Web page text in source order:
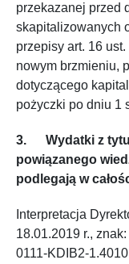
przekazanej przed
skapitalizowanych
przepisy art. 16
nowym brzmieniu,
dotyczącego
pożyczki po dniu 1
3. Wydatki z
powiązanego
podlegają w
Interpretacja
18.01.2019 r., znak:
0111-KDIB2-